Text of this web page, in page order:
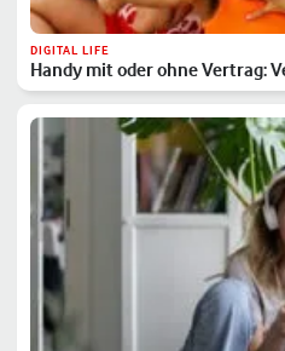
DIGITAL LIFE
Handy mit oder ohne Vertrag: